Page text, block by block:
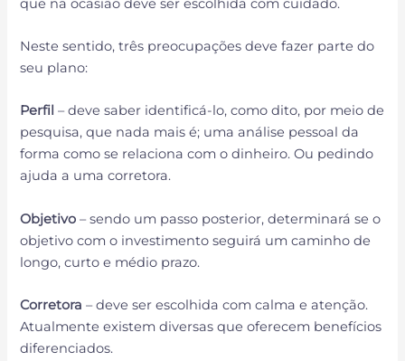
que na ocasião deve ser escolhida com cuidado.
Neste sentido, três preocupações deve fazer parte do
seu plano:
Perfil – deve saber identificá-lo, como dito, por meio de
pesquisa, que nada mais é; uma análise pessoal da
forma como se relaciona com o dinheiro. Ou pedindo
ajuda a uma corretora.
Objetivo – sendo um passo posterior, determinará se o
objetivo com o investimento seguirá um caminho de
longo, curto e médio prazo.
Corretora – deve ser escolhida com calma e atenção.
Atualmente existem diversas que oferecem benefícios
diferenciados.